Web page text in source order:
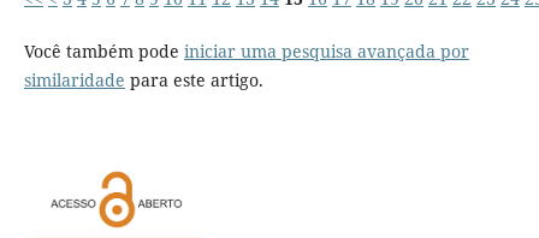
Você também pode iniciar uma pesquisa avançada por
similaridade para este artigo.